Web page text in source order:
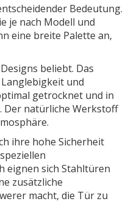
Bedeutung.
je nach Modell und
eine breite Palette an,
beliebt. Das
und
getrocknet und in
Der natürliche Werkstoff
ihre hohe Sicherheit
eignen sich Stahltüren
zusätzliche
macht, die Tür zu